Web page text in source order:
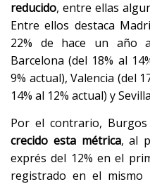
reducido, entre ellas
Entre ellos destaca
22% de hace un año
Barcelona (del 18% al
9% actual), Valencia (del
14% al 12% actual) y
Por el contrario, Burgos
crecido esta métrica, al
exprés del 12% en el
registrado en el mismo